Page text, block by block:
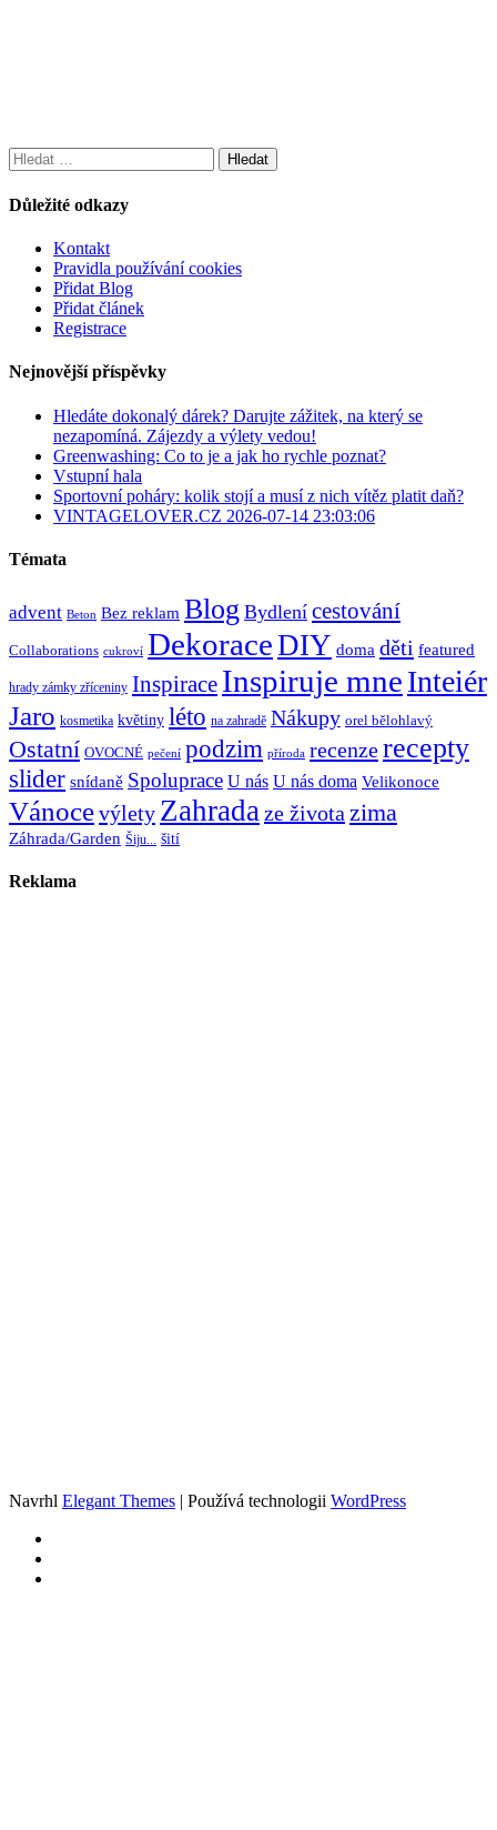
Vyhledávání
Důležité odkazy
Kontakt
Pravidla používání cookies
Přidat Blog
Přidat článek
Registrace
Nejnovější příspěvky
Hledáte dokonalý dárek? Darujte zážitek, na který se
nezapomíná. Zájezdy a výlety vedou!
Greenwashing: Co to je a jak ho rychle poznat?
Vstupní hala
Sportovní poháry: kolik stojí a musí z nich vítěz platit daň?
VINTAGELOVER.CZ 2026-07-14 23:03:06
Témata
advent Beton Bez reklam Blog Bydlení cestování
Collaborations cukroví DekoraceDIY doma děti featured
hrady zámky zříceniny Inspirace Inspiruje mneInteiér
Jaro kosmetika květiny léto na zahradě Nákupy orel bělohlavý
Ostatní OVOCNÉ pečení podzim příroda recenzerecepty
slider snídaně Spoluprace U nás U nás doma Velikonoce
Vánocevýlety Zahradaze života zima
Záhrada/Garden Šiju... šití
Reklama
Navrhl Elegant Themes | Používá technologii WordPress